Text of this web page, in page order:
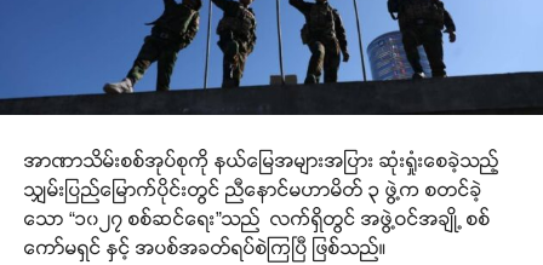
အာဏာသိမ်းစစ်အုပ်စုကို နယ်မြေအများအပြား ဆုံးရှုံးစေခဲ့သည့်
သျှမ်းပြည်မြောက်ပိုင်းတွင် ညီနောင်မဟာမိတ် ၃ ဖွဲ့က စတင်ခဲ့
သော “၁၀၂၇ စစ်ဆင်ရေး”သည် လက်ရှိတွင် အဖွဲ့ဝင်အချို့ စစ်
ကော်မရှင် နှင့် အပစ်အခတ်ရပ်စဲကြပြီ ဖြစ်သည်။